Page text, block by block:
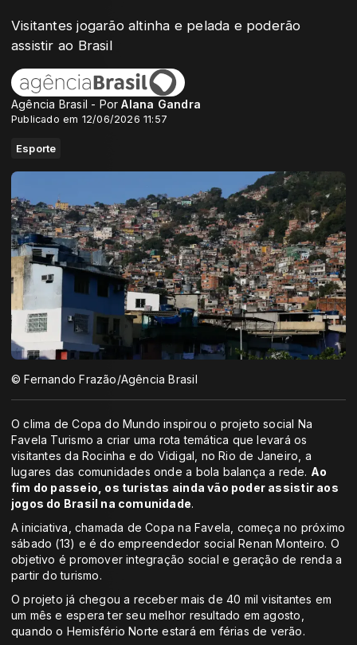
Visitantes jogarão altinha e pelada e poderão
assistir ao Brasil
Agência Brasil - PorAlana Gandra
Publicado em 12/06/2026 11:57
Esporte
© Fernando Frazão/Agência Brasil
O clima de Copa do Mundo inspirou o projeto social Na
Favela Turismo a criar uma rota temática que levará os
visitantes da Rocinha e do Vidigal, no Rio de Janeiro, a
lugares das comunidades onde a bola balança a rede. Ao
fim do passeio, os turistas ainda vão poder assistir aos
jogos do Brasil na comunidade.
A iniciativa, chamada de Copa na Favela, começa no próximo
sábado (13) e é do empreendedor social Renan Monteiro. O
objetivo é promover integração social e geração de renda a
partir do turismo.
O projeto já chegou a receber mais de 40 mil visitantes em
um mês e espera ter seu melhor resultado em agosto,
quando o Hemisfério Norte estará em férias de verão.